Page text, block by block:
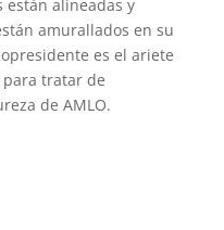
están alineadas y
amurallados en su
es el ariete
tratar de
de AMLO.